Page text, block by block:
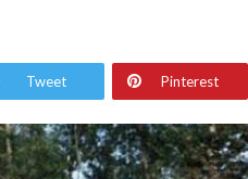
Tweet Pinterest